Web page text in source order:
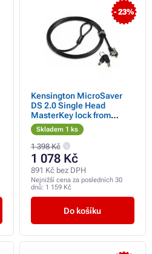
- 23%
Kensington MicroSaver
DS 2.0 Single Head
MasterKey lock from
Lenovo K64467M-M1
Skladem 1 ks
1 398 Kč
1 078 Kč
891 Kč bez DPH
Nejnižší cena za posledních 30
dnů: 1 159 Kč
Do košíku